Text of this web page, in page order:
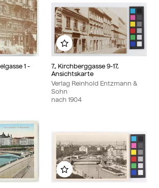
1 -
hinzufügen
7., Kirchberggasse 9-17,
Ansichtskarte
Verlag Reinhold Entzmann &
Sohn
nach 1904
Zu meinem Album
hinzufügenZu meinem Album